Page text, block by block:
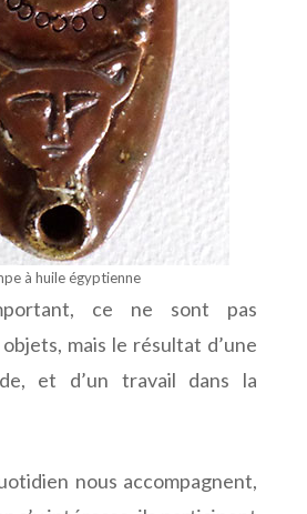
à huile égyptienne
ce ne sont pas
mais le résultat d’une
et d’un travail dans la
nous accompagnent,